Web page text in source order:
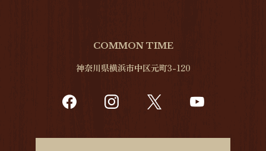
COMMON TIME
神奈川県横浜市中区元町3-120